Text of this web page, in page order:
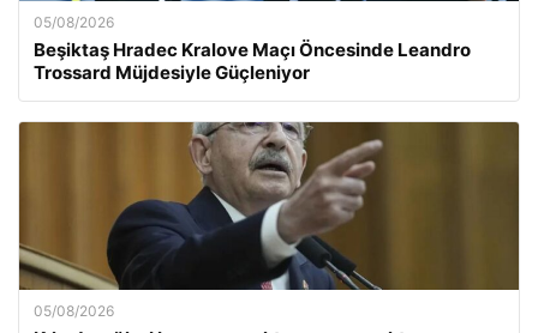
05/08/2026
Beşiktaş Hradec Kralove Maçı Öncesinde Leandro
Trossard Müjdesiyle Güçleniyor
05/08/2026